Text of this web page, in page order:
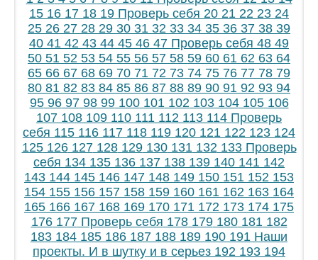
15 16 17 18 19 Проверь себя 20 21 22 23 24
25 26 27 28 29 30 31 32 33 34 35 36 37 38 39
40 41 42 43 44 45 46 47 Проверь себя 48 49
50 51 52 53 54 55 56 57 58 59 60 61 62 63 64
65 66 67 68 69 70 71 72 73 74 75 76 77 78 79
80 81 82 83 84 85 86 87 88 89 90 91 92 93 94
9596979899100101102103104105106
107 108 109 110 111 112 113 114 Проверь
себя 115 116 117 118 119 120 121 122 123 124
125126127128129130131132133Проверь
себя 134 135 136 137 138 139 140 141 142
143 144 145 146 147 148 149 150 151 152 153
154 155 156 157 158 159 160 161 162 163 164
165 166 167 168 169 170 171 172 173 174 175
176177Проверь себя 178179180181182
183 184 185 186 187 188 189 190 191 Наши
проекты. И в шутку и в серьез 192 193 194